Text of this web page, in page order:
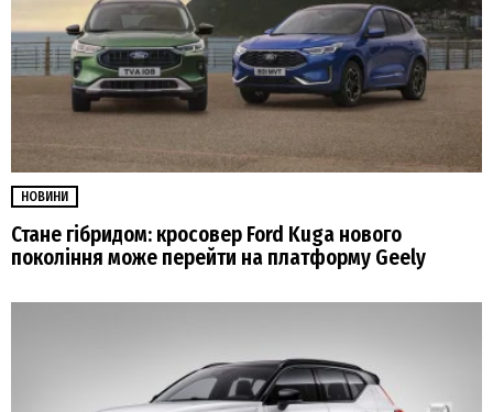
НОВИНИ
Стане гібридом: кросовер Ford Kuga нового
покоління може перейти на платформу Geely